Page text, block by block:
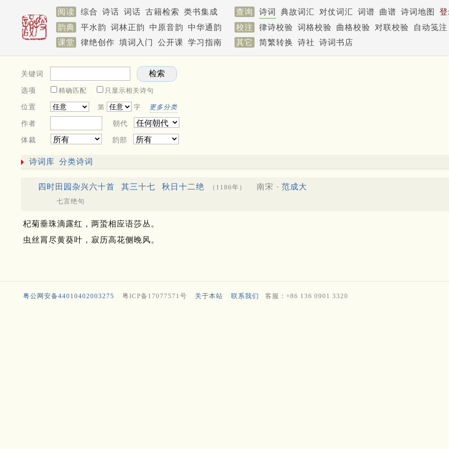
阅读 综合 诗话 词话 古籍检索 类书集成 查询 诗词 典故词汇 对仗词汇 词谱 曲谱 诗词地图
韵典
平水韵 词林正韵 中原音韵 中华通韵 校注 律诗校验 词格校验 曲格校验 对联校验
自动笺注
课堂
律绝创作 填词入门 公开课 学习指南 其它 简繁转换 诗社 诗词书店
关键词
选项 精确匹配 只显示相关诗句
位置 第 字 更多分类
作者 朝代
体裁 韵部
诗词库 分类诗词
四时田园杂兴六十首 其三十七 秋日十二绝 （1186年） 南宋 · 范成大
七言绝句
杞菊垂珠滴露红，两蛩相应语莎丛。
虫丝罥尽黄葵叶，寂历高花侧晚风。
粤公网安备44010402003275 粤ICP备17077571号 关于本站 联系我们 客服：+86 136 0901 3320